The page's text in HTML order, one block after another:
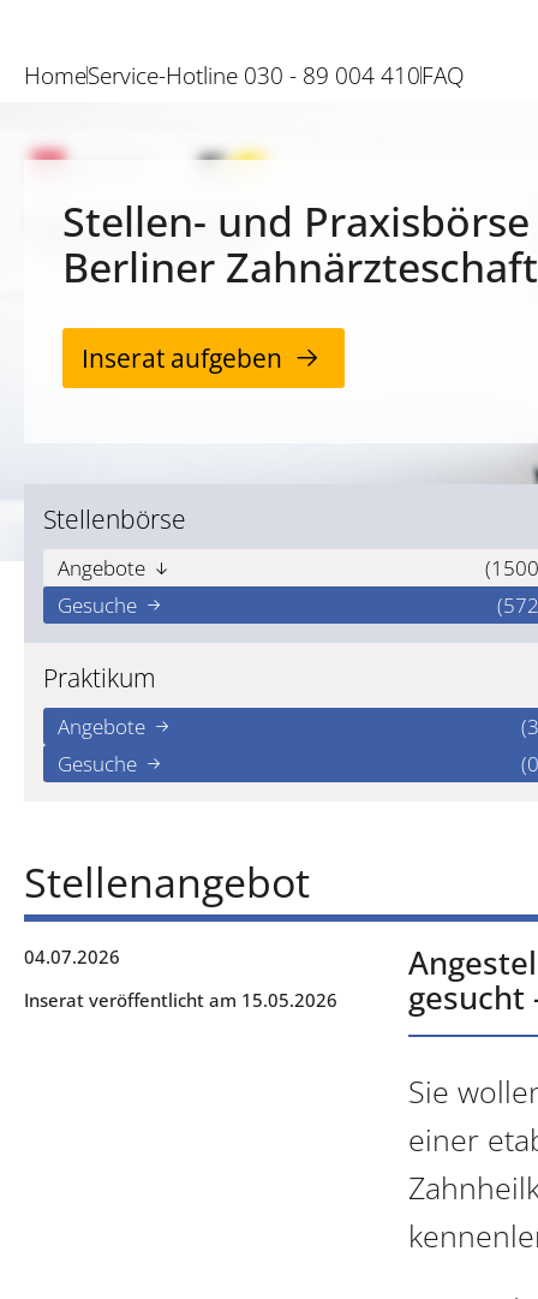
HomeService-Hotline 030 - 89 004 410FAQ
Stellen- und
Berliner Zahnärzteschaft
Inserat aufgeben
Stellenbörse
Angebote
Gesuche
Praktikum
Angebote
Gesuche
Stellenangebot
04.07.2026
Inserat veröffentlicht am 15.05.2026
gesucht
Sie
einer